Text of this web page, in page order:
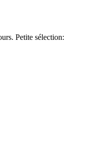
Petite sélection: